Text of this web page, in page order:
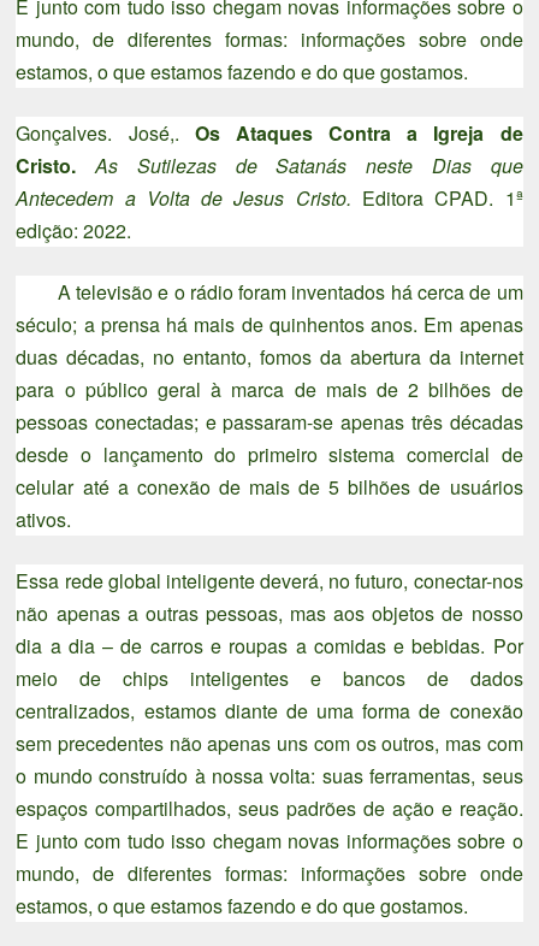
E junto com tudo isso chegam novas informações sobre o
mundo, de diferentes formas: informações sobre onde
estamos, o que estamos fazendo e do que gostamos.
Gonçalves. José,. Os Ataques Contra a Igreja de
Cristo.
As Sutilezas de Satanás neste Dias que
Antecedem a Volta de Jesus Cristo. Editora CPAD. 1ª
edição: 2022.
A televisão e o rádio foram inventados há cerca de um
século; a prensa há mais de quinhentos anos. Em apenas
duas décadas, no entanto, fomos da abertura da internet
para o público geral à marca de mais de 2 bilhões de
pessoas conectadas; e passaram-se apenas três décadas
desde o lançamento do primeiro sistema comercial de
celular até a conexão de mais de 5 bilhões de usuários
ativos.
Essa rede global inteligente deverá, no futuro, conectar-nos
não apenas a outras pessoas, mas aos objetos de nosso
dia a dia – de carros e roupas a comidas e bebidas. Por
meio de chips inteligentes e bancos de dados
centralizados, estamos diante de uma forma de conexão
sem precedentes não apenas uns com os outros, mas com
o mundo construído à nossa volta: suas ferramentas, seus
espaços compartilhados, seus padrões de ação e reação.
E junto com tudo isso chegam novas informações sobre o
mundo, de diferentes formas: informações sobre onde
estamos, o que estamos fazendo e do que gostamos.